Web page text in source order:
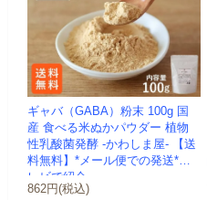
ギャバ（GABA）粉末 100g 国
産 食べる米ぬかパウダー 植物
性乳酸菌発酵 -かわしま屋- 【送
料無料】*メール便での発送*テ
レビで紹介
862円(税込)